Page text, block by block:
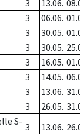
3 13.06.
3 06.06.
3 30.05.
3 30.05.
3 16.05.
3 14.05.
3 13.06.
3 26.05.
S- 3 13.06.